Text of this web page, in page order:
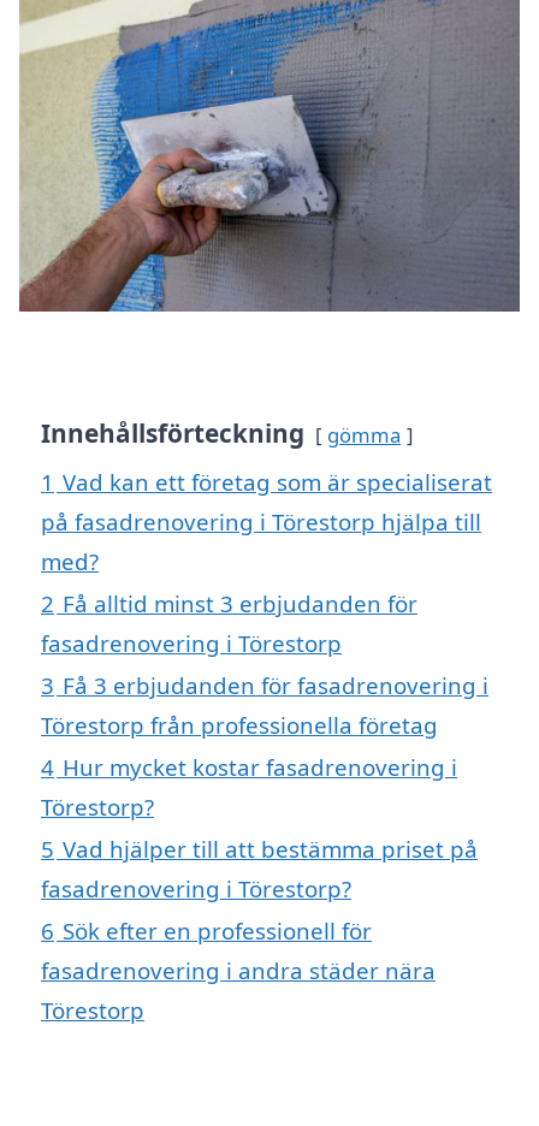
Innehållsförteckning gömma
1 Vad kan ett företag som är specialiserat
på fasadrenovering i Törestorp hjälpa till
med?
2 Få alltid minst 3 erbjudanden för
fasadrenovering i Törestorp
3 Få 3 erbjudanden för fasadrenovering i
Törestorp från professionella företag
4 Hur mycket kostar fasadrenovering i
Törestorp?
5 Vad hjälper till att bestämma priset på
fasadrenovering i Törestorp?
6 Sök efter en professionell för
fasadrenovering i andra städer nära
Törestorp